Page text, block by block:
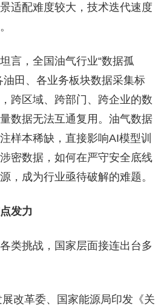
适配难度较大，技术迭代速度
言，全国油气行业“数据孤
油田、各业务板块数据采集标
跨区域、跨部门、跨企业的数
数据无法互通复用。油气数据
样本稀缺，直接影响AI模型训
密数据，如何在严守安全底线
，成为行业亟待破解的难题。
发力
类挑战，国家层面接连出台多
改革委、国家能源局印发《关